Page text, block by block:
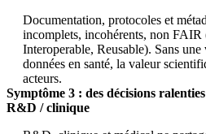
Documentation, protocoles et
incomplets, incohérents, non FAIR
Interoperable, Reusable). Sans
données en santé, la valeur
acteurs.
Symptôme 3 : des décisions
R&D / clinique